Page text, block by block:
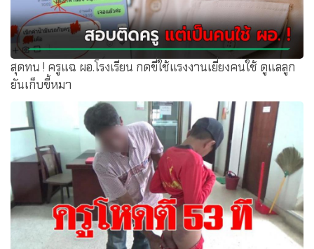
สุดทน ! ครูแฉ ผอ.โรงเรียน กดขี่ใช้แรงงานเยี่ยงคนใช้ ดูแลลูก
ยันเก็บขี้หมา